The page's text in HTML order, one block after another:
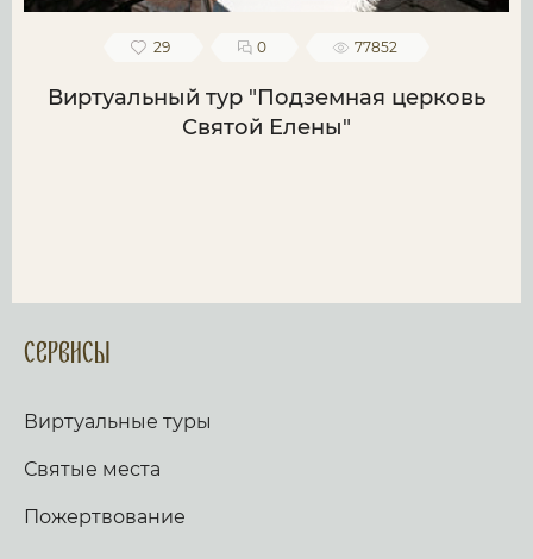
29 0 77852
Виртуальный тур "Подземная церковь
Святой Елены"
Сервисы
Виртуальные туры
Святые места
Пожертвование